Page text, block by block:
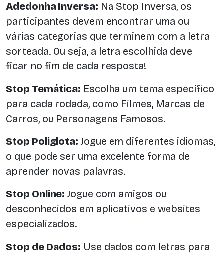
Adedonha Inversa: Na Stop Inversa, os
participantes devem encontrar uma ou
várias categorias que terminem com a letra
sorteada. Ou seja, a letra escolhida deve
ficar no fim de cada resposta!
Stop Temática: Escolha um tema específico
para cada rodada, como Filmes, Marcas de
Carros, ou Personagens Famosos.
Stop Poliglota: Jogue em diferentes idiomas,
o que pode ser uma excelente forma de
aprender novas palavras.
Stop Online: Jogue com amigos ou
desconhecidos em aplicativos e websites
especializados.
Stop de Dados: Use dados com letras para